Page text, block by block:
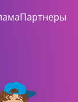
Партнеры